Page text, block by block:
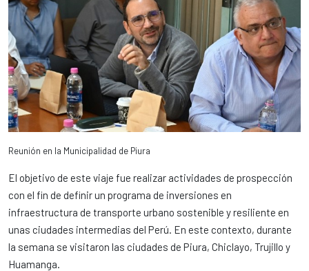
Reunión en la Municipalidad de Piura
El objetivo de este viaje fue realizar actividades de prospección
con el fin de definir un programa de inversiones en
infraestructura de transporte urbano sostenible y resiliente en
unas ciudades intermedias del Perú. En este contexto, durante
la semana se visitaron las ciudades de Piura, Chiclayo, Trujillo y
Huamanga.